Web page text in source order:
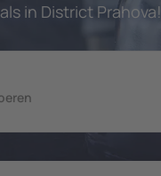
in District Prahova!